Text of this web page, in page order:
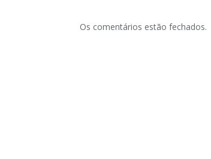
Os comentários estão fechados.